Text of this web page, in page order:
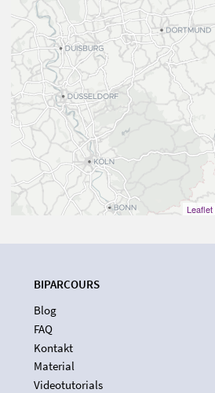
Leaflet
BIPARCOURS
Blog
FAQ
Kontakt
Material
Videotutorials